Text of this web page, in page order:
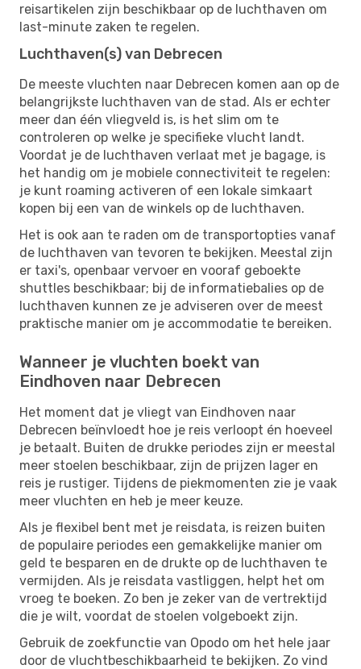
reisartikelen zijn beschikbaar op de luchthaven om
last-minute zaken te regelen.
Luchthaven(s) van Debrecen
De meeste vluchten naar Debrecen komen aan op de
belangrijkste luchthaven van de stad. Als er echter
meer dan één vliegveld is, is het slim om te
controleren op welke je specifieke vlucht landt.
Voordat je de luchthaven verlaat met je bagage, is
het handig om je mobiele connectiviteit te regelen:
je kunt roaming activeren of een lokale simkaart
kopen bij een van de winkels op de luchthaven.
Het is ook aan te raden om de transportopties vanaf
de luchthaven van tevoren te bekijken. Meestal zijn
er taxi's, openbaar vervoer en vooraf geboekte
shuttles beschikbaar; bij de informatiebalies op de
luchthaven kunnen ze je adviseren over de meest
praktische manier om je accommodatie te bereiken.
Wanneer je vluchten boekt van
Eindhoven naar Debrecen
Het moment dat je vliegt van Eindhoven naar
Debrecen beïnvloedt hoe je reis verloopt én hoeveel
je betaalt. Buiten de drukke periodes zijn er meestal
meer stoelen beschikbaar, zijn de prijzen lager en
reis je rustiger. Tijdens de piekmomenten zie je vaak
meer vluchten en heb je meer keuze.
Als je flexibel bent met je reisdata, is reizen buiten
de populaire periodes een gemakkelijke manier om
geld te besparen en de drukte op de luchthaven te
vermijden. Als je reisdata vastliggen, helpt het om
vroeg te boeken. Zo ben je zeker van de vertrektijd
die je wilt, voordat de stoelen volgeboekt zijn.
Gebruik de zoekfunctie van Opodo om het hele jaar
door de vluchtbeschikbaarheid te bekijken. Zo vind